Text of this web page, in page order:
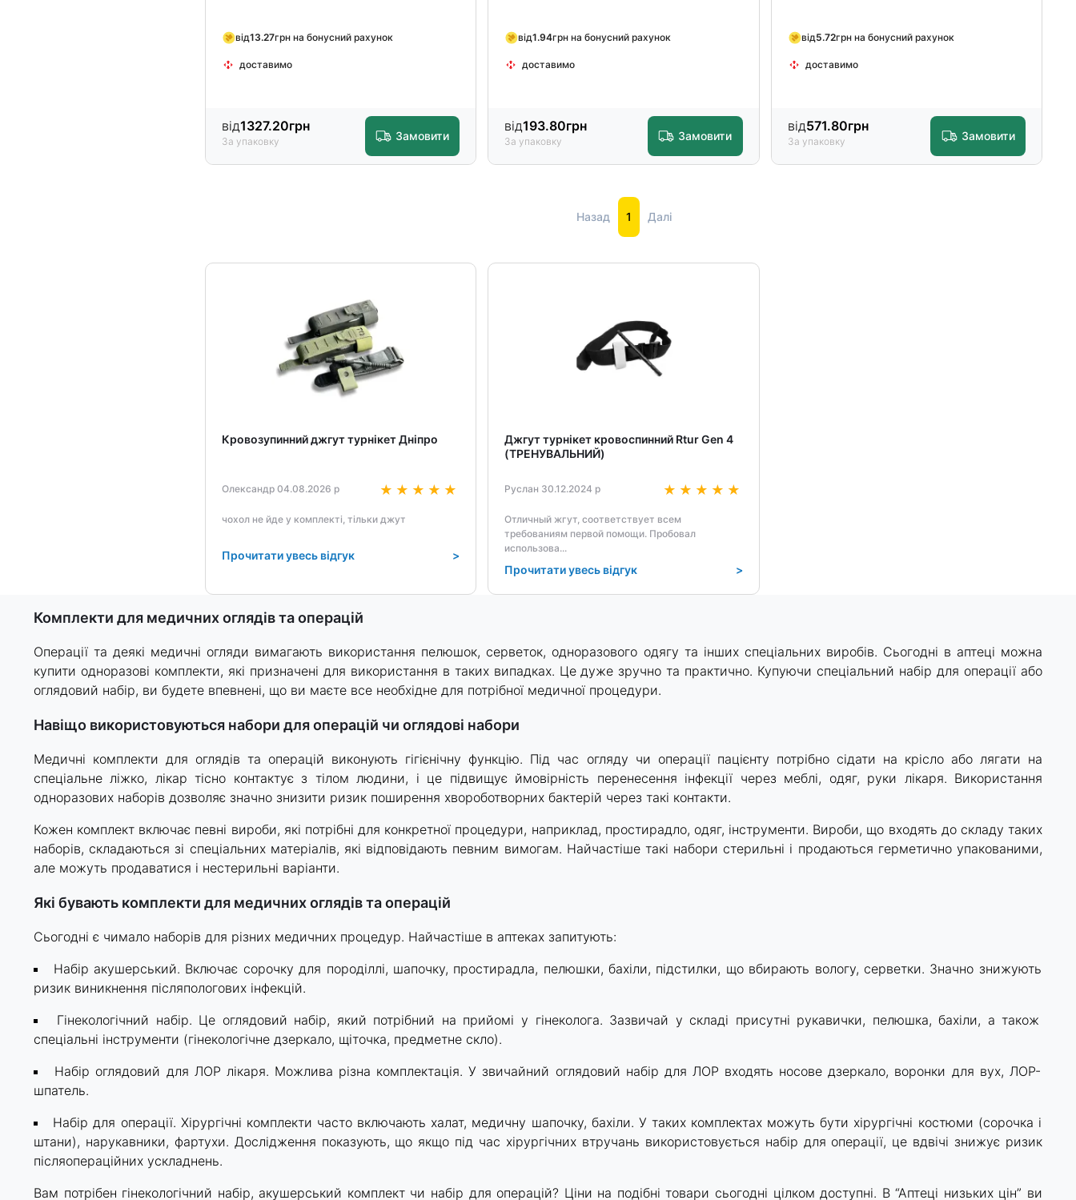
від13.27грн на бонусний рахунок
доставимо
від1327.20грн
За упаковку Замовити
від1.94грн на бонусний рахунок
доставимо
від193.80грн
За упаковку Замовити
від5.72грн на бонусний рахунок
доставимо
від571.80грн
За упаковку Замовити
Назад 1 Далі
Кровозупинний джгут турнікет Дніпро
Олександр 04.08.2026 р
чохол не йде у комплекті, тільки джут
Прочитати увесь відгук >
Джгут турнікет кровоспинний Rtur Gen 4
(ТРЕНУВАЛЬНИЙ)
Руслан 30.12.2024 р
Отличный жгут, соответствует всем
требованиям первой помощи. Пробовал
использова...
Прочитати увесь відгук >
Комплекти для медичних оглядів та операцій
Операції та деякі медичні огляди вимагають використання пелюшок, серветок, одноразового одягу та інших спеціальних виробів. Сьогодні в аптеці можна
купити одноразові комплекти, які призначені для використання в таких випадках. Це дуже зручно та практично. Купуючи спеціальний набір для операції або
оглядовий набір, ви будете впевнені, що ви маєте все необхідне для потрібної медичної процедури.
Навіщо використовуються набори для операцій чи оглядові набори
Медичні комплекти для оглядів та операцій виконують гігієнічну функцію. Під час огляду чи операції пацієнту потрібно сідати на крісло або лягати на
спеціальне ліжко, лікар тісно контактує з тілом людини, і це підвищує ймовірність перенесення інфекції через меблі, одяг, руки лікаря. Використання
одноразових наборів дозволяє значно знизити ризик поширення хвороботворних бактерій через такі контакти.
Кожен комплект включає певні вироби, які потрібні для конкретної процедури, наприклад, простирадло, одяг, інструменти. Вироби, що входять до складу таких
наборів, складаються зі спеціальних матеріалів, які відповідають певним вимогам. Найчастіше такі набори стерильні і продаються герметично упакованими,
але можуть продаватися і нестерильні варіанти.
Які бувають комплекти для медичних оглядів та операцій
Сьогодні є чимало наборів для різних медичних процедур. Найчастіше в аптеках запитують:
Набір акушерський. Включає сорочку для породіллі, шапочку, простирадла, пелюшки, бахіли, підстилки, що вбирають вологу, серветки. Значно знижують
ризик виникнення післяпологових інфекцій.
Гінекологічний набір. Це оглядовий набір, який потрібний на прийомі у гінеколога. Зазвичай у складі присутні рукавички, пелюшка, бахіли, а також
спеціальні інструменти (гінекологічне дзеркало, щіточка, предметне скло).
Набір оглядовий для ЛОР лікаря. Можлива різна комплектація. У звичайний оглядовий набір для ЛОР входять носове дзеркало, воронки для вух, ЛОР-
шпатель.
Набір для операції. Хірургічні комплекти часто включають халат, медичну шапочку, бахіли. У таких комплектах можуть бути хірургічні костюми (сорочка і
штани), нарукавники, фартухи. Дослідження показують, що якщо під час хірургічних втручань використовується набір для операції, це вдвічі знижує ризик
післяопераційних ускладнень.
Вам потрібен гінекологічний набір, акушерський комплект чи набір для операцій? Ціни на подібні товари сьогодні цілком доступні. В “Аптеці низьких цін” ви